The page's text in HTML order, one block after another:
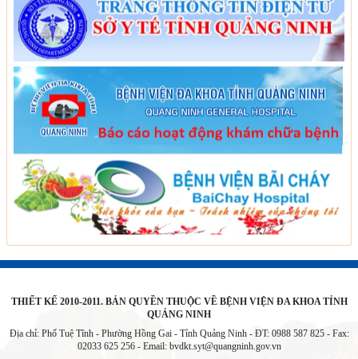
THIẾT KẾ 2010-2011. BẢN QUYỀN THUỘC VỀ BỆNH VIỆN ĐA KHOA TỈNH
QUẢNG NINH
Địa chỉ: Phố Tuệ Tĩnh - Phường Hồng Gai - Tỉnh Quảng Ninh - ĐT: 0988 587 825 - Fax:
02033 625 256 - Email: bvdkt.syt@quangninh.gov.vn